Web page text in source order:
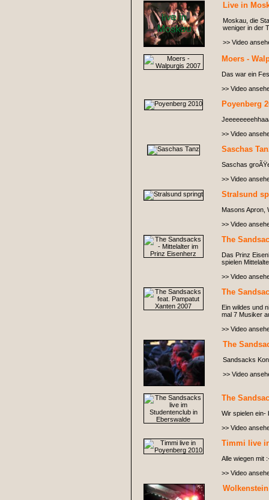
Live in
Moskau, die
weniger in der
>> Video
Moers -
Das war ein
>> Video
Poyenberg
>> Video
Saschas
Saschas
>> Video
Stralsund
Masons Apron,
>> Video
The
Das Prinz
spielen
>> Video
The
Ein wildes und
mal 7 Musiker
>> Video
The
Sandsacks
>> Video
The
Wir spielen ein-
>> Video
Timmi live
Alle wiegen mit
>> Video
Wolkenstein